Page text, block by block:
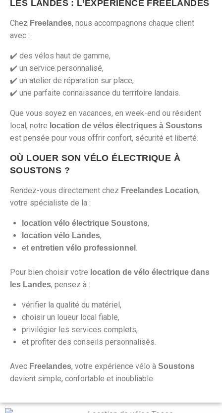
LES LANDES : L’EXPÉRIENCE FREELANDES
Chez Freelandes, nous accompagnons chaque client
avec :
✔️ des vélos haut de gamme,
✔️ un service personnalisé,
✔️ un atelier de réparation sur place,
✔️ une parfaite connaissance du territoire landais.
Que vous soyez en vacances, en week-end ou résident
local, notre location de vélos électriques à Soustons
est pensée pour vous offrir confort, sécurité et liberté.
OÙ LOUER SON VÉLO ÉLECTRIQUE À
SOUSTONS ?
Rendez-vous directement chez Freelandes Location,
votre spécialiste de la :
location vélo électrique Soustons,
location vélo Landes,
et entretien vélo professionnel .
Pour bien choisir votre location de vélo électrique dans
les Landes, pensez à :
vérifier la qualité du matériel,
choisir un loueur local fiable,
privilégier les services complets,
et profiter des conseils personnalisés.
Avec Freelandes, votre expérience vélo à Soustons
devient simple, confortable et inoubliable.